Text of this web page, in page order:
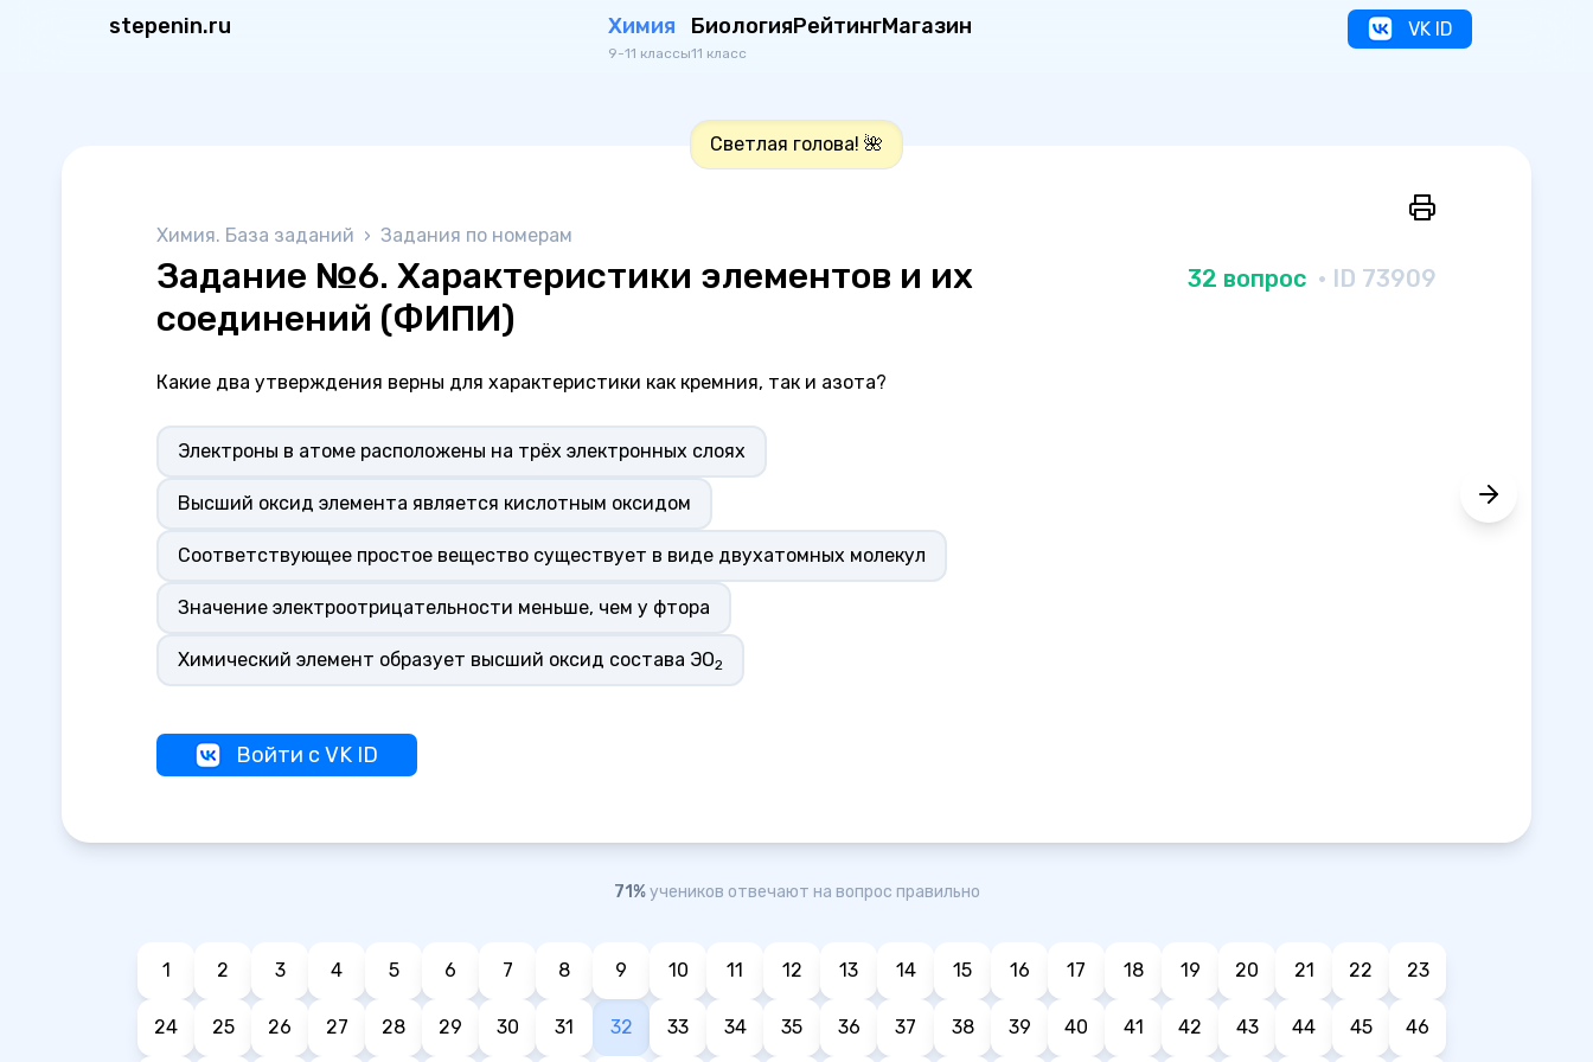
stepenin.ru Химия
9-11 классы
Биология
11 класс
РейтингМагазин VK ID
Светлая голова! 🌺
Химия. База заданий › Задания по номерам
Задание №6. Характеристики элементов и их
соединений (ФИПИ)
32 вопрос · ID 73909
Какие два утверждения верны для характеристики как кремния, так и азота?
Электроны в атоме расположены на трёх электронных слоях
Высший оксид элемента является кислотным оксидом
Соответствующее простое вещество существует в виде двухатомных молекул
Значение электроотрицательности меньше, чем у фтора
Химический элемент образует высший оксид состава ЭО2
Войти с VK ID
71%учеников отвечают на вопрос правильно
1 2 3 4 5 6 7 8 9 10 11 12 13 14 15 16 17 18 19 20 21 22 23
24 25 26 27 28 29 30 31 32 33 34 35 36 37 38 39 40 41 42 43 44 45 46